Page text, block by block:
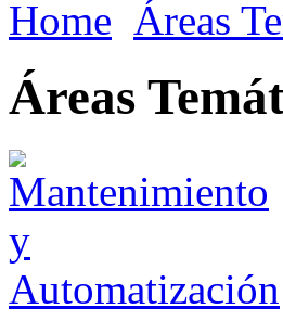
Home Áreas
Áreas